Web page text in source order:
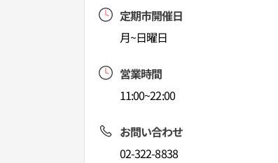
定期市開催日
月~日曜日
営業時間
11:00~22:00
お問い合わせ
02-322-8838